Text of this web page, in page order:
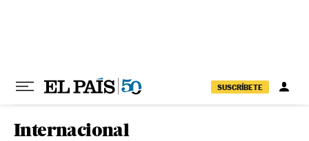
SUSCRÍBETE
Internacional